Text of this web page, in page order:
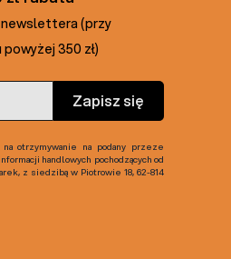
newslettera (przy
350 zł)
Zapisz się
na otrzymywanie na podany przeze
handlowych pochodzących od
z siedzibą w Piotrowie 18, 62-814